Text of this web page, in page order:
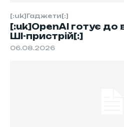
[:uk]Гаджети[:]
[:uk]OpenAI готує до
ШІ-пристрій[:]
06.08.2026